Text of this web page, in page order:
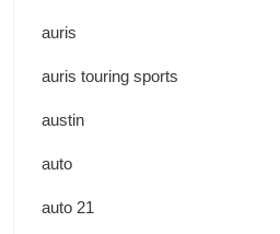
auris
auris touring sports
austin
auto
auto 21